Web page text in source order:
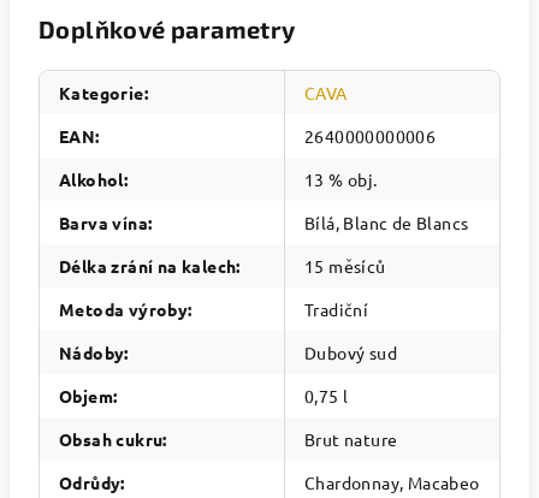
Doplňkové parametry
Kategorie:
CAVA
EAN:
2640000000006
Alkohol:
13 % obj.
Barva vína:
Bílá, Blanc de Blancs
Délka zrání na kalech:
15 měsíců
Metoda výroby:
Tradiční
Nádoby:
Dubový sud
Objem:
0,75 l
Obsah cukru:
Brut nature
Odrůdy:
Chardonnay, Macabeo